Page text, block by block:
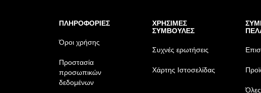
ΠΛΗΡΟΦΟΡΙΕΣ
Όροι χρήσης
Προστασία
προσωπικών
δεδομένων
ΧΡΗΣΙΜΕΣ
ΣΥΜΒΟΥΛΕΣ
Συχνές ερωτήσεις
Χάρτης Ιστοσελίδας